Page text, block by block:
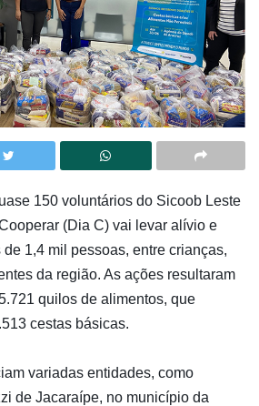
150 voluntários do Sicoob Leste
(Dia C) vai levar alívio e
1,4 mil pessoas, entre crianças,
da região. As ações resultaram
quilos de alimentos, que
cestas básicas.
variadas entidades, como
de Jacaraípe, no município da